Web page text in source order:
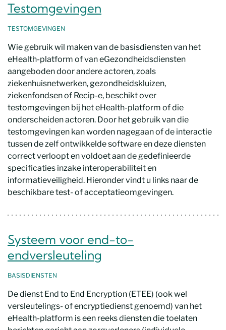
Testomgevingen
TESTOMGEVINGEN
Wie gebruik wil maken van de basisdiensten van het
eHealth-platform of van eGezondheidsdiensten
aangeboden door andere actoren, zoals
ziekenhuisnetwerken, gezondheidskluizen,
ziekenfondsen of Recip-e, beschikt over
testomgevingen bij het eHealth-platform of die
onderscheiden actoren. Door het gebruik van die
testomgevingen kan worden nagegaan of de interactie
tussen de zelf ontwikkelde software en deze diensten
correct verloopt en voldoet aan de gedefinieerde
specificaties inzake interoperabiliteit en
informatieveiligheid. Hieronder vindt u links naar de
beschikbare test- of acceptatieomgevingen.
Systeem voor end-to-
endversleuteling
BASISDIENSTEN
De dienst End to End Encryption (ETEE) (ook wel
versleutelings- of encryptiedienst genoemd) van het
eHealth-platform is een reeks diensten die toelaten